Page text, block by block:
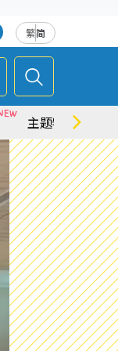
繁简
主题特集